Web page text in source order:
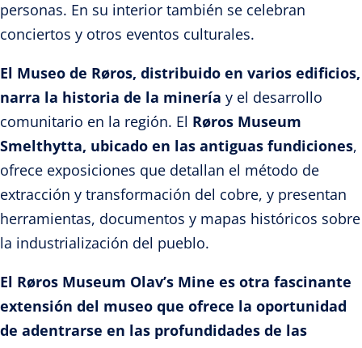
personas. En su interior también se celebran
conciertos y otros eventos culturales.
El Museo de Røros, distribuido en varios edificios,
narra la historia de la minería y el desarrollo
comunitario en la región. El Røros Museum
Smelthytta, ubicado en las antiguas fundiciones,
ofrece exposiciones que detallan el método de
extracción y transformación del cobre, y presentan
herramientas, documentos y mapas históricos sobre
la industrialización del pueblo.
El Røros Museum Olav’s Mine es otra fascinante
extensión del museo que ofrece la oportunidad
de adentrarse en las profundidades de las